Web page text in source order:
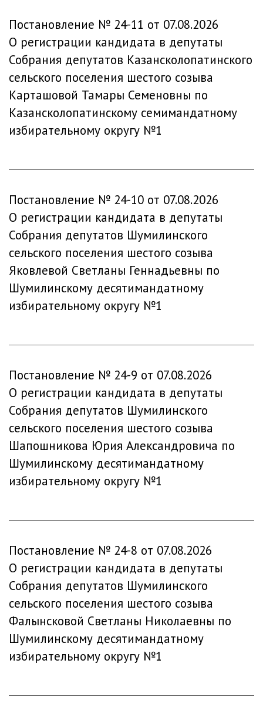
Постановление № 24-11 от 07.08.2026
О регистрации кандидата в депутаты
Собрания депутатов Казансколопатинского
сельского поселения шестого созыва
Карташовой Тамары Семеновны по
Казансколопатинскому семимандатному
избирательному округу №1
Постановление № 24-10 от 07.08.2026
О регистрации кандидата в депутаты
Собрания депутатов Шумилинского
сельского поселения шестого созыва
Яковлевой Светланы Геннадьевны по
Шумилинскому десятимандатному
избирательному округу №1
Постановление № 24-9 от 07.08.2026
О регистрации кандидата в депутаты
Собрания депутатов Шумилинского
сельского поселения шестого созыва
Шапошникова Юрия Александровича по
Шумилинскому десятимандатному
избирательному округу №1
Постановление № 24-8 от 07.08.2026
О регистрации кандидата в депутаты
Собрания депутатов Шумилинского
сельского поселения шестого созыва
Фалынсковой Светланы Николаевны по
Шумилинскому десятимандатному
избирательному округу №1